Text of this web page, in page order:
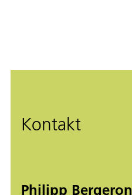
Kontakt
Philipp Bergeron